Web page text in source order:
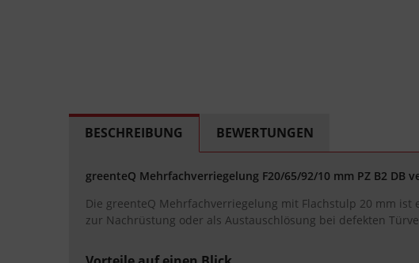
BESCHREIBUNG BEWERTUNGEN
greenteQ Mehrfachverriegelung F20/65/92/10 mm PZ B2 DB
Die greenteQ Mehrfachverriegelung mit Flachstulp 20 mm
zur Nachrüstung oder als Austauschlösung bei defekten